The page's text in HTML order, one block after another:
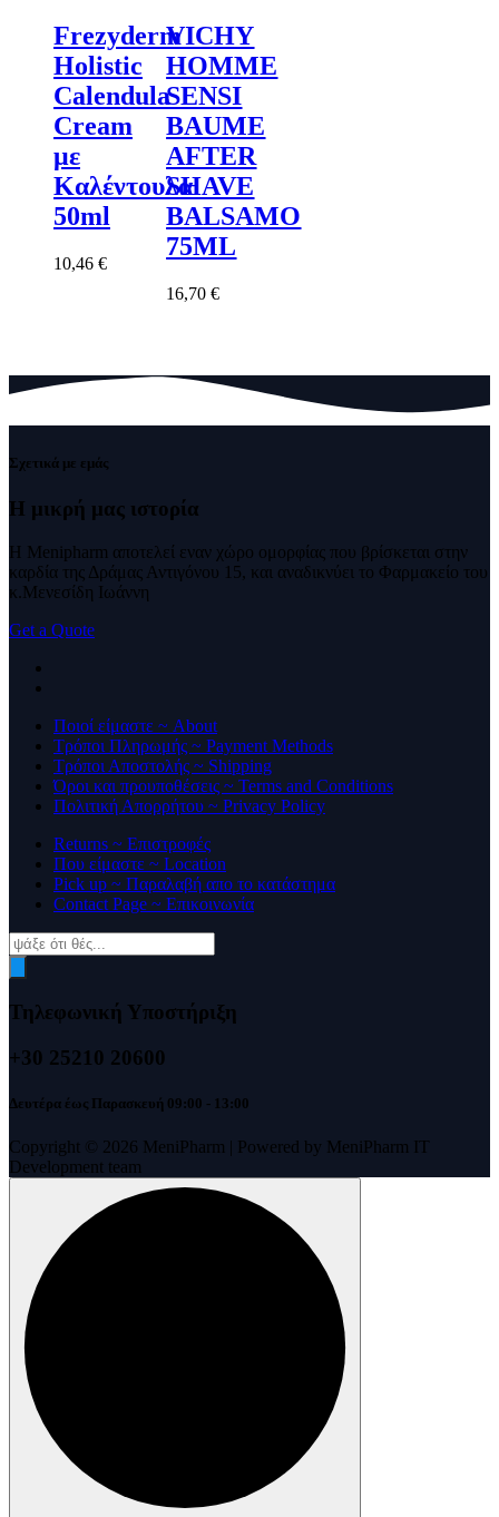
Frezyderm
Holistic
Calendula
Cream
με
Καλέντουλα
50ml
10,46 €
VICHY
HOMME
SENSI
BAUME
AFTER
SHAVE
BALSAMO
75ML
16,70€
Σχετικά με εμάς
Η μικρή μας ιστορία
Η Menipharm αποτελεί εναν χώρο ομορφίας που βρίσκεται στην
καρδία της Δράμας Αντιγόνου 15, και αναδικνύει το Φαρμακείο του
κ.Μενεσίδη Ιωάννη
Get a Quote
Ποιοί είμαστε ~ About
Τρόποι Πληρωμής ~ Payment Methods
Τρόποι Αποστολής ~ Shipping
Όροι και προυποθέσεις ~ Terms and Conditions
Πολιτική Απορρήτου ~ Privacy Policy
Returns ~ Επιστροφές
Που είμαστε ~ Location
Pick up ~ Παραλαβή απο το κατάστημα
Contact Page ~ Επικοινωνία
Products
search
Τηλεφωνική Υποστήριξη
+30 25210 20600
Δευτέρα έως Παρασκευή 09:00 - 13:00
Copyright © 2026 MeniPharm | Powered by MeniPharm IT
Development team